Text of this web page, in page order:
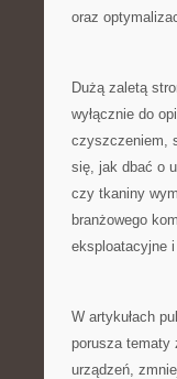
oraz
Dużą zaletą
wyłącznie do
czyszczeniem,
się, jak dbać o
czy tkaniny
branżowego
eksploatacyjne
W artykułach
porusza tematy
urządzeń,